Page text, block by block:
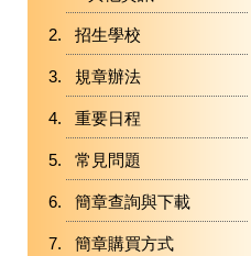
招生學校
規章辦法
重要日程
常見問題
簡章查詢與下載
簡章購買方式